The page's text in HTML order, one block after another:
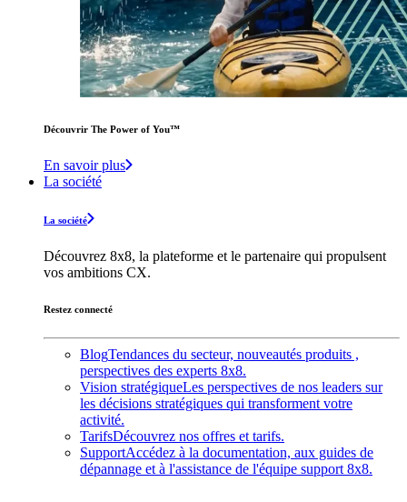
Découvrir The Power of You™️
En savoir plus
La société
La société
Découvrez 8x8, la plateforme et le partenaire qui propulsent
vos ambitions CX.
Restez connecté
BlogTendances du secteur, nouveautés produits ,
perspectives des experts 8x8.
Vision stratégiqueLes perspectives de nos leaders sur
les décisions stratégiques qui transforment votre
activité.
TarifsDécouvrez nos offres et tarifs.
SupportAccédez à la documentation, aux guides de
dépannage et à l'assistance de l'équipe support 8x8.